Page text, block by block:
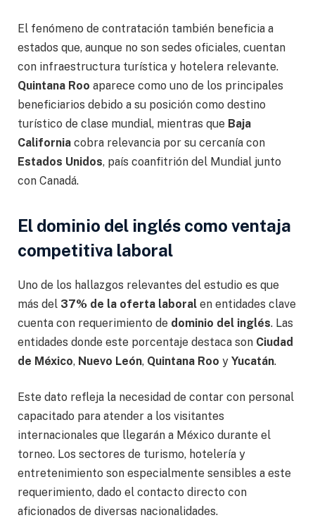
El fenómeno de contratación también beneficia a
estados que, aunque no son sedes oficiales, cuentan
con infraestructura turística y hotelera relevante.
Quintana Roo aparece como uno de los principales
beneficiarios debido a su posición como destino
turístico de clase mundial, mientras que Baja
California cobra relevancia por su cercanía con
Estados Unidos, país coanfitrión del Mundial junto
con Canadá.
El dominio del inglés como ventaja
competitiva laboral
Uno de los hallazgos relevantes del estudio es que
más del 37% de la oferta laboral en entidades clave
cuenta con requerimiento de dominio del inglés. Las
entidades donde este porcentaje destaca son Ciudad
de México, Nuevo León, Quintana Roo y Yucatán.
Este dato refleja la necesidad de contar con personal
capacitado para atender a los visitantes
internacionales que llegarán a México durante el
torneo. Los sectores de turismo, hotelería y
entretenimiento son especialmente sensibles a este
requerimiento, dado el contacto directo con
aficionados de diversas nacionalidades.